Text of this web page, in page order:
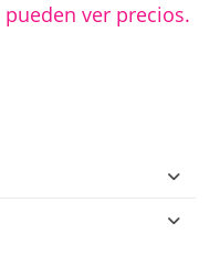
pueden ver precios.